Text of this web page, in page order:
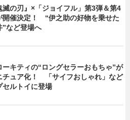
滅の刃』×「ジョイフル」第3弾＆第4
開催決定！ “伊之助の好物を乗せた
”など登場へ
ーキティの“ロングセラーおもちゃ”が
チュア化！ 「サイフおしゃれ」など
セルトイに登場